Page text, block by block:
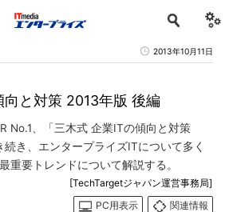
2013年10月11日
と対策 2013年版 後編
No.1、「三木式 企業ITの傾向と対策
き、エンタープライズITについて多く
重要トレンドについて解説する。
[TechTargetジャパン運営事務局]
PC用表示
関連情報